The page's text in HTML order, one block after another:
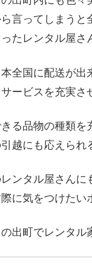
言ってしまうと
たレンタル屋さ
全国に配送が出
ービスを充実さ
る品物の種類
越にも応えられ
ンタル屋さん
に気をつけたい
出町でレンタル